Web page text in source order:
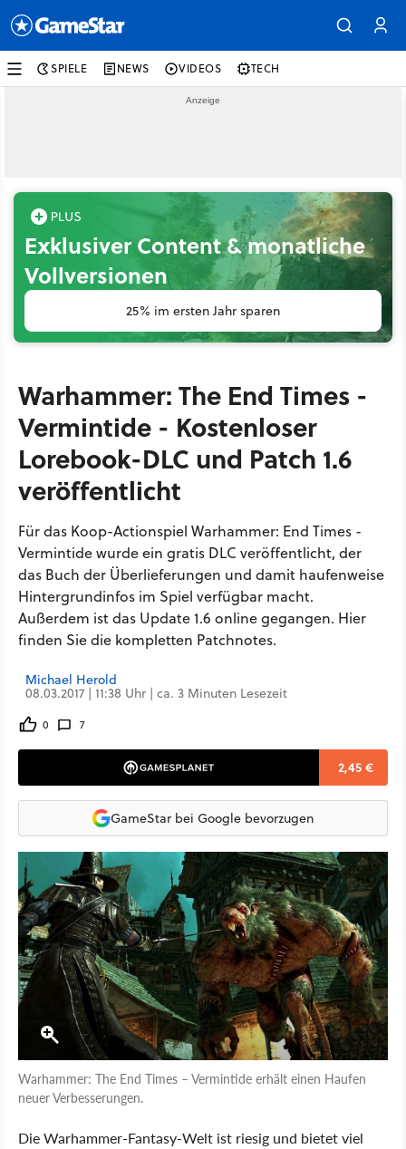
SPIELE NEWS VIDEOS TECH
Exklusiver Content & monatliche
Vollversionen
25% im ersten Jahr sparen
Warhammer: The End Times -
Vermintide - Kostenloser
Lorebook-DLC und Patch 1.6
veröffentlicht
Für das Koop-Actionspiel Warhammer: End Times -
Vermintide wurde ein gratis DLC veröffentlicht, der
das Buch der Überlieferungen und damit haufenweise
Hintergrundinfos im Spiel verfügbar macht.
Außerdem ist das Update 1.6 online gegangen. Hier
finden Sie die kompletten Patchnotes.
Michael Herold
08.03.2017 | 11:38 Uhr | ca. 3 Minuten Lesezeit
0 7
2,45 €
GameStar bei Google bevorzugen
Warhammer: The End Times – Vermintide erhält einen Haufen
neuer Verbesserungen.
Die Warhammer-Fantasy-Welt ist riesig und bietet viel